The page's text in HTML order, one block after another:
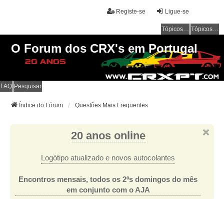
Ligue-se
Registe-se
Tópicos sem resposta Tópicos ativos
O Forum dos CRX's em Portugal
FAQ Pesquisar
Índice do Fórum Questões Mais Frequentes
20 anos online
Logótipo atualizado e novos autocolantes
Encontros mensais, todos os 2ºs domingos do mês
em conjunto com o AJA